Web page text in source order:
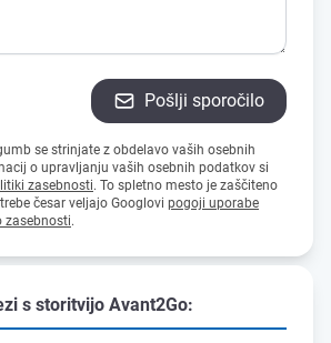
Pošlji sporočilo
se strinjate z obdelavo vaših osebnih
o upravljanju vaših osebnih podatkov si
zasebnosti. To spletno mesto je zaščiteno
česar veljajo Googlovi pogoji uporabe
zasebnosti.
s storitvijo Avant2Go: